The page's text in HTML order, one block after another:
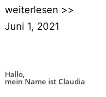
weiterlesen >>
Juni 1, 2021
Hallo,
mein Name ist Claudia